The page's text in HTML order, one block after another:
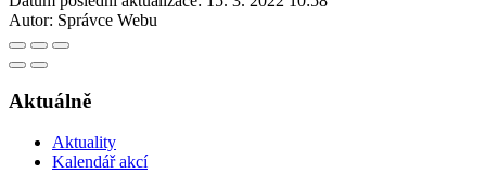
Autor: Správce Webu
Aktuálně
Aktuality
Kalendář akcí